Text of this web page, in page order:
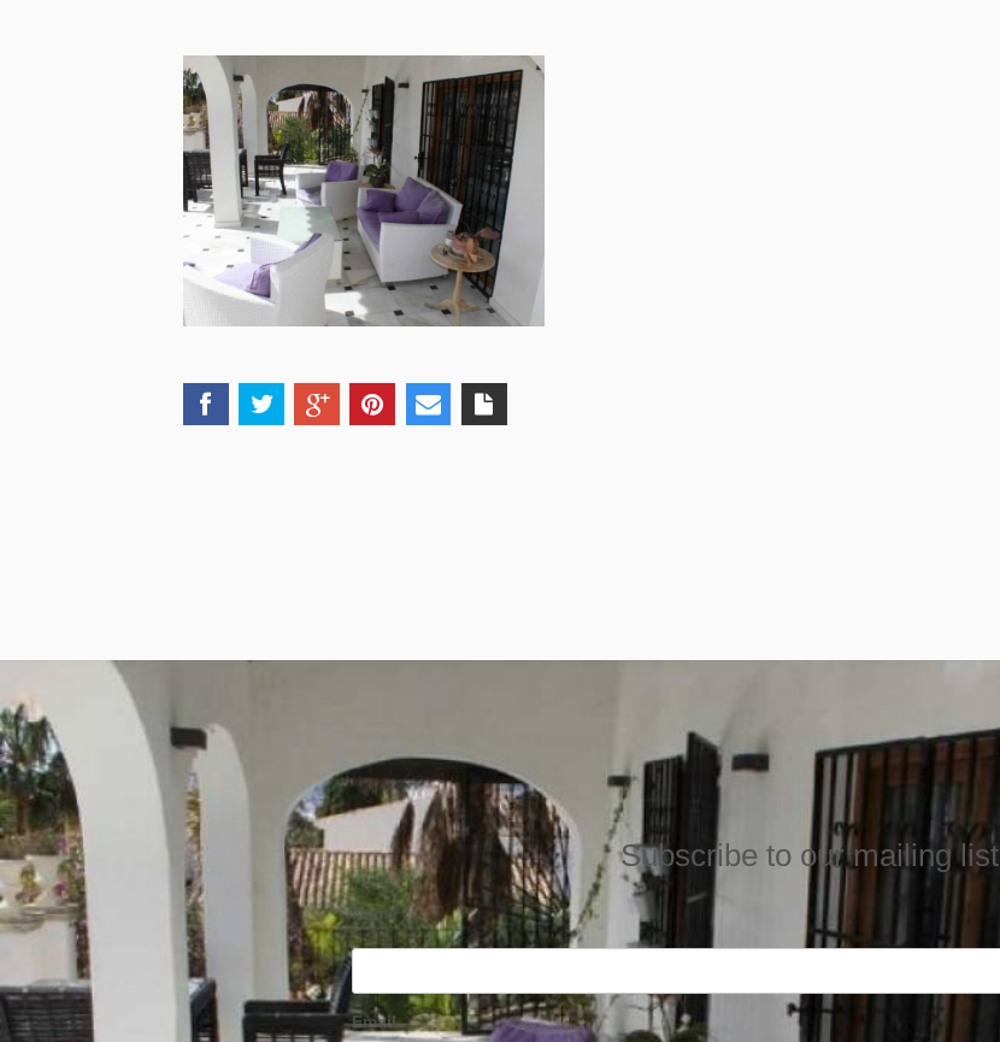
Subscribe to our mailing list
Name
Email